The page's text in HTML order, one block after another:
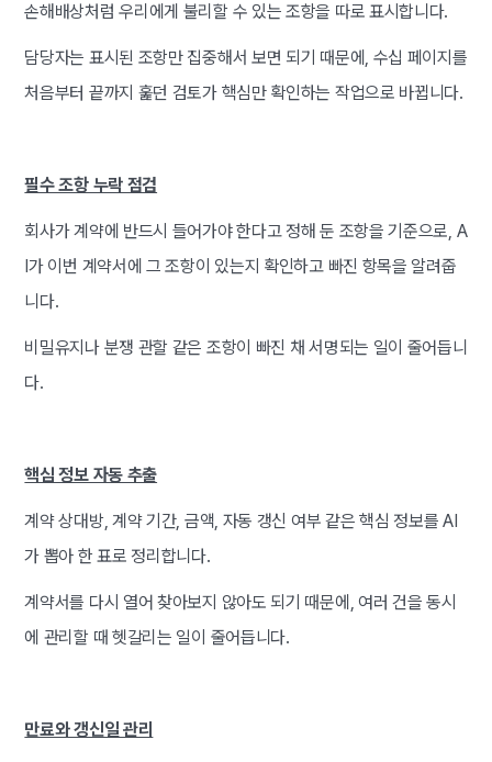
손해배상처럼 우리에게 불리할 수 있는 조항을 따로 표시합니다.
담당자는 표시된 조항만 집중해서 보면 되기 때문에, 수십 페이지를
처음부터 끝까지 훑던 검토가 핵심만 확인하는 작업으로 바뀝니다.
필수 조항 누락 점검
회사가 계약에 반드시 들어가야 한다고 정해 둔 조항을 기준으로, A
I가 이번 계약서에 그 조항이 있는지 확인하고 빠진 항목을 알려줍
니다.
비밀유지나 분쟁 관할 같은 조항이 빠진 채 서명되는 일이 줄어듭니
다.
핵심 정보 자동 추출
계약 상대방, 계약 기간, 금액, 자동 갱신 여부 같은 핵심 정보를 AI
가 뽑아 한 표로 정리합니다.
계약서를 다시 열어 찾아보지 않아도 되기 때문에, 여러 건을 동시
에 관리할 때 헷갈리는 일이 줄어듭니다.
만료와 갱신일 관리